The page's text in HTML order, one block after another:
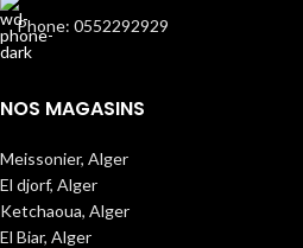
Phone: 0552292929
NOS MAGASINS
Meissonier, Alger
El djorf, Alger
Ketchaoua, Alger
El Biar, Alger